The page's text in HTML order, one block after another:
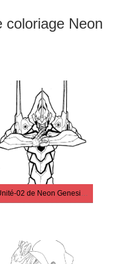
coloriage Neon
Unité-02 de Neon Genesis Evangelion